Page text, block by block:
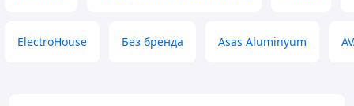
ElectroHouse Без бренда Asas Aluminyum